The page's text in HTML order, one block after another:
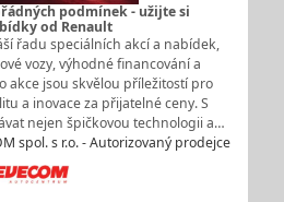
podmínek - užijte si
od Renault
řadu speciálních akcí a nabídek,
vozy, výhodné financování a
akce jsou skvělou příležitostí pro
a inovace za přijatelné ceny. S
nejen špičkovou technologii a…
spol. s r.o. - Autorizovaný prodejce